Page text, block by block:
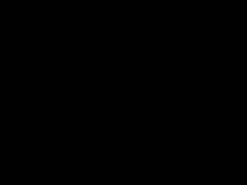
pitali, oni što su tada
si se borija, kaži im...
ŽELIM...